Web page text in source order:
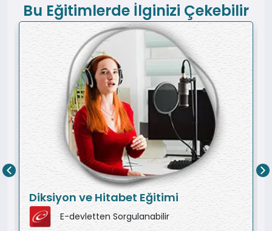
Bu Eğitimlerde İlginizi Çekebilir
Diksiyon ve Hitabet Eğitimi
E-devletten Sorgulanabilir